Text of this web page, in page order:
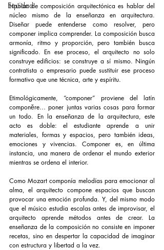
Equidad
Hablar de composición arquitectónica es hablar del
núcleo mismo de la enseñanza en arquitectura.
Diseñar puede entenderse como resolver, pero
componer implica comprender. La composición busca
armonía, ritmo y proporción, pero también busca
significado. En ese proceso, el arquitecto no solo
construye edificios: se construye a sí mismo. Ningún
contratista o empresario puede sustituir ese proceso
formativo que une técnica, arte y espíritu.
Etimológicamente, “componer” proviene del latín
componĕre… poner juntas varias cosas para formar
un todo. En la enseñanza de la arquitectura, este
acto es doble: el estudiante aprende a unir
materiales, formas y espacios, pero también ideas,
emociones y vivencias. Componer es, en última
instancia, una manera de ordenar el mundo exterior
mientras se ordena el interior.
Como Mozart componía melodías para emocionar al
alma, el arquitecto compone espacios que buscan
provocar una emoción profunda. Y, del mismo modo
que el músico estudia escalas antes de improvisar, el
arquitecto aprende métodos antes de crear. La
enseñanza de la composición no consiste en imponer
recetas, sino en despertar la capacidad de imaginar
con estructura y libertad a la vez.